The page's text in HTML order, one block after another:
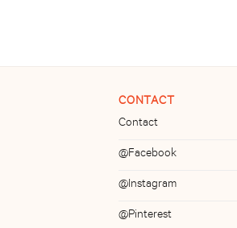
CONTACT
Contact
@Facebook
@Instagram
@Pinterest